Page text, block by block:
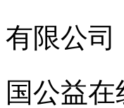
有限公司
国公益在